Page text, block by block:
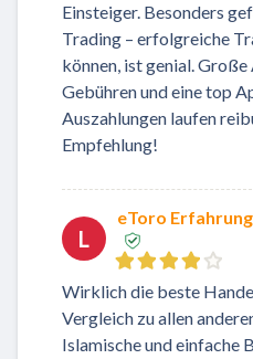
Einsteiger. Besonders
Trading – erfolgreiche
können, ist genial.
Gebühren und eine top
Auszahlungen laufen
Empfehlung!
L
eToro
Wirklich die beste
Vergleich zu allen
Islamische und einfache